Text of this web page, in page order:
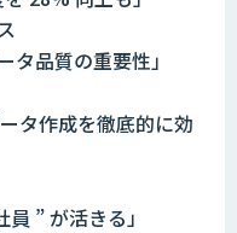
品質の重要性」
タ作成を徹底的に効
” が活きる」